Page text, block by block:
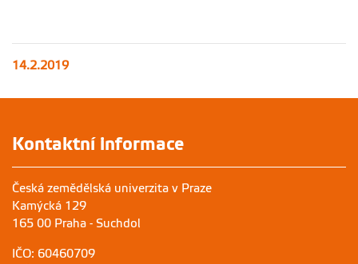
14.2.2019
Kontaktní informace
Česká zemědělská univerzita v Praze
Kamýcká 129
165 00 Praha - Suchdol
IČO: 60460709